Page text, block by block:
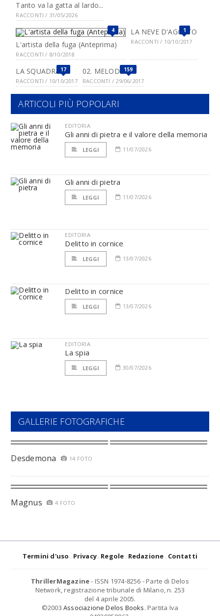
Tanto va la gatta al lardo...
RACCONTI / 31/05/2026
4
L'artista della fuga (Anteprima)
RACCONTI / 8/10/2018
1
LA NEVE D'AGOSTO
RACCONTI / 10/10/2017
17
LA SQUADRA
RACCONTI / 10/10/2017
159
02. MELODIA
RACCONTI / 29/06/2017
ARTICOLI PIÙ POPOLARI
EDITORIA
Gli anni di pietra e il valore della memoria
LEGGI 11/07/2026
Gli anni di pietra
LEGGI 11/07/2026
EDITORIA
Delitto in cornice
LEGGI 13/07/2026
Delitto in cornice
LEGGI 13/07/2026
EDITORIA
La spia
LEGGI 30/07/2026
GALLERIE FOTOGRAFICHE
Desdemona 14 FOTO
Magnus 4 FOTO
Termini d'uso Privacy Regole Redazione Contatti
ThrillerMagazine- ISSN 1974-8256 - Parte di Delos
Network, registrazione tribunale di Milano, n. 253
del 4 aprile 2005.
©2003 Associazione Delos Books. Partita Iva